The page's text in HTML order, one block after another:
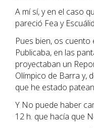
A mí sí, y en el caso
pareció Fea y
Pues bien, os
Publicaba, en las
proyectaban un
Olímpico de Barra y,
que he estado
Y No puede haber
12 h. que hacía que